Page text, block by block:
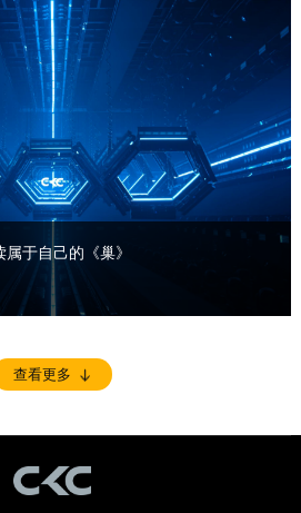
于自己的《巢》
查看更多